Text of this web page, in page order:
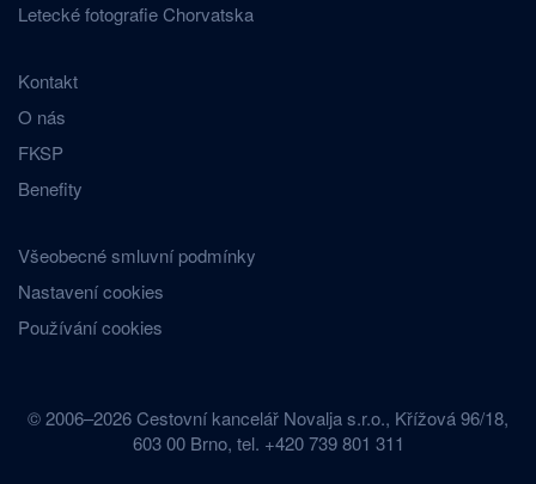
Letecké fotografie Chorvatska
Kontakt
O nás
FKSP
Benefity
Všeobecné smluvní podmínky
Nastavení cookies
Používání cookies
© 2006–2026 Cestovní kancelář Novalja s.r.o., Křížová 96/18,
603 00 Brno, tel. +420 739 801 311